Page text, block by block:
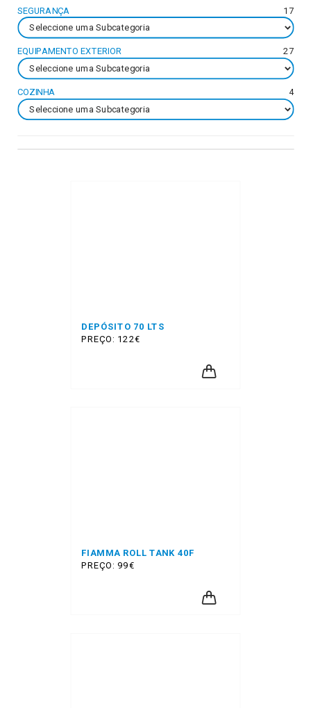
SEGURANÇA 17
EQUIPAMENTO EXTERIOR 27
COZINHA 4
DEPÓSITO 70 LTS
PREÇO: 122€
FIAMMA ROLL TANK 40F
PREÇO: 99€